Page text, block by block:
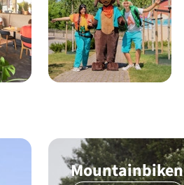
Mountainbiken